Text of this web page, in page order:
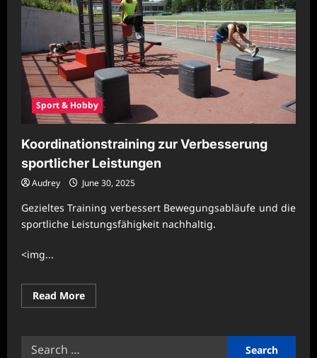
Sport & Hobby
Koordinationstraining zur Verbesserung
sportlicher Leistungen
Audrey June 30, 2025
Gezieltes Training verbessert Bewegungsabläufe und die
sportliche Leistungsfähigkeit nachhaltig.
<img...
Read MoreRead
more
Search